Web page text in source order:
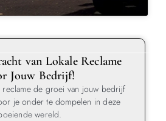
van Lokale Reclame
Jouw Bedrijf!
de groei van jouw bedrijf
je onder te dompelen in deze
wereld.